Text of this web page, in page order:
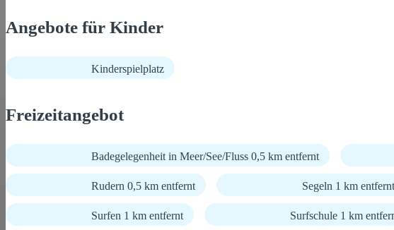
Angebote für Kinder
Kinderspielplatz
Freizeitangebot
Badegelegenheit in Meer/See/Fluss 0,5 km entfernt
Rudern 0,5 km entfernt Segeln 1 km entfernt
Surfen 1 km entfernt Surfschule 1 km